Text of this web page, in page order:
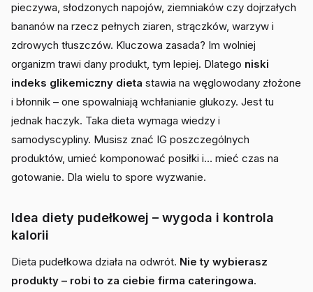
pieczywa, słodzonych napojów, ziemniaków czy dojrzałych
bananów na rzecz pełnych ziaren, strączków, warzyw i
zdrowych tłuszczów. Kluczowa zasada? Im wolniej
organizm trawi dany produkt, tym lepiej. Dlatego niski
indeks glikemiczny dieta stawia na węglowodany złożone
i błonnik – one spowalniają wchłanianie glukozy. Jest tu
jednak haczyk. Taka dieta wymaga wiedzy i
samodyscypliny. Musisz znać IG poszczególnych
produktów, umieć komponować posiłki i… mieć czas na
gotowanie. Dla wielu to spore wyzwanie.
Idea diety pudełkowej – wygoda i kontrola
kalorii
Dieta pudełkowa działa na odwrót. Nie ty wybierasz
produkty – robi to za ciebie firma cateringowa.